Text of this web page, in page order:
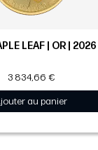
LEAF | OR | 2026
3 834,66 €
au panier